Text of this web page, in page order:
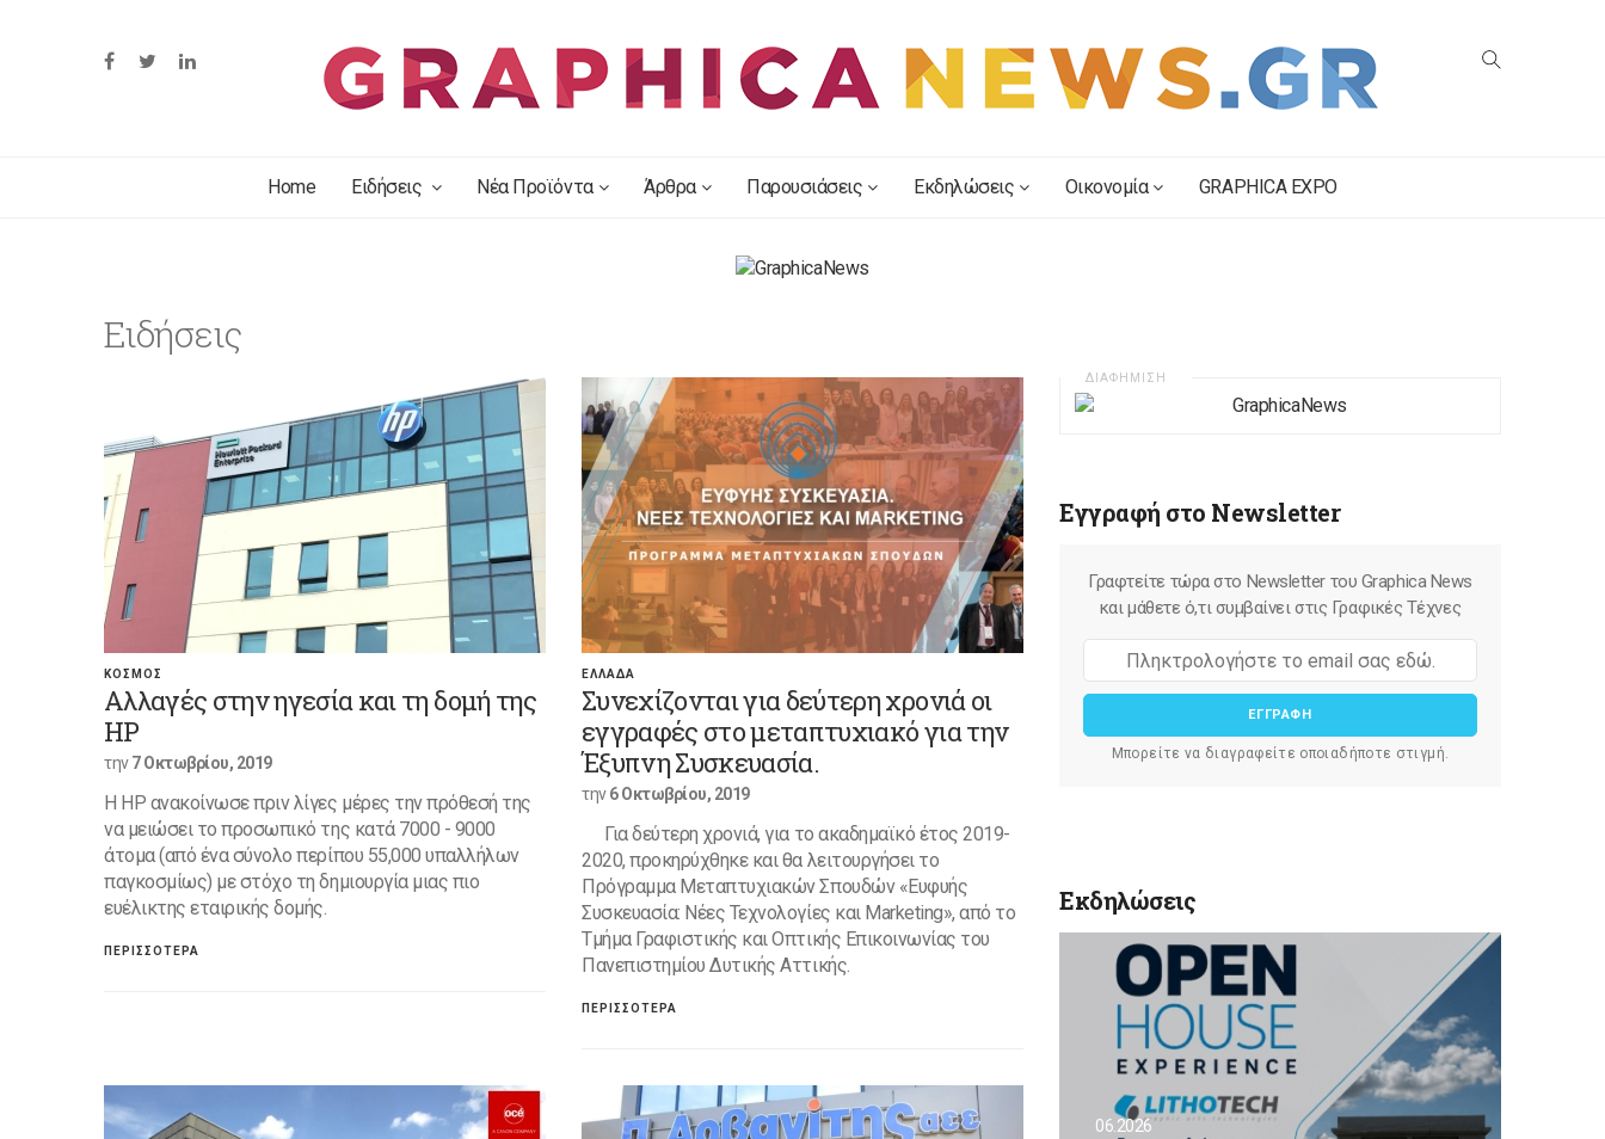
Home Ειδήσεις Νέα Προϊόντα Άρθρα Παρουσιάσεις Εκδηλώσεις Οικονομία GRAPHICA EXPO
Ειδήσεις
ΚΟΣΜΟΣ
Αλλαγές στην ηγεσία και τη δομή της
HP
την7 Οκτωβρίου, 2019
Η HP ανακοίνωσε πριν λίγες μέρες την πρόθεσή της
να μειώσει το προσωπικό της κατά 7000 - 9000
άτομα (από ένα σύνολο περίπου 55,000 υπαλλήλων
παγκοσμίως) με στόχο τη δημιουργία μιας πιο
ευέλικτης εταιρικής δομής.
ΠΕΡΙΣΣΟΤΕΡΑ
ΕΛΛΑΔΑ
Συνεχίζονται για δεύτερη χρονιά οι
εγγραφές στο μεταπτυχιακό για την
Έξυπνη Συσκευασία.
την6 Οκτωβρίου, 2019
Για δεύτερη χρονιά, για το ακαδημαϊκό έτος 2019-
2020, προκηρύχθηκε και θα λειτουργήσει το
Πρόγραμμα Μεταπτυχιακών Σπουδών «Ευφυής
Συσκευασία: Νέες Τεχνολογίες και Marketing», από το
Τμήμα Γραφιστικής και Οπτικής Επικοινωνίας του
Πανεπιστημίου Δυτικής Αττικής.
ΠΕΡΙΣΣΟΤΕΡΑ
ΔΙΑΦΗΜΙΣΗ
Εγγραφή στο Newsletter
Γραφτείτε τώρα στο Newsletter του Graphica News
και μάθετε ό,τι συμβαίνει στις Γραφικές Τέχνες
ΕΓΓΡΑΦΗ
Μπορείτε να διαγραφείτε οποιαδήποτε στιγμή.
Εκδηλώσεις
06.2026